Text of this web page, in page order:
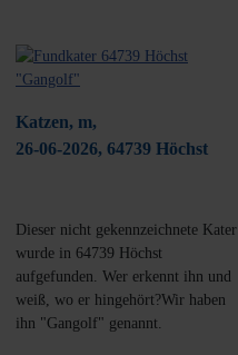
Katzen, m,
26-06-2026, 64739 Höchst
Dieser nicht gekennzeichnete Kater
wurde in 64739 Höchst
aufgefunden. Wer erkennt ihn und
weiß, wo er hingehört?Wir haben
ihn "Gangolf" genannt.